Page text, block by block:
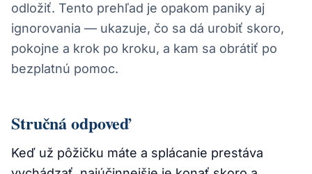
odložiť. Tento prehľad je opakom paniky aj
ignorovania — ukazuje, čo sa dá urobiť skoro,
pokojne a krok po kroku, a kam sa obrátiť po
bezplatnú pomoc.
Stručná odpoveď
Keď už pôžičku máte a splácanie prestáva